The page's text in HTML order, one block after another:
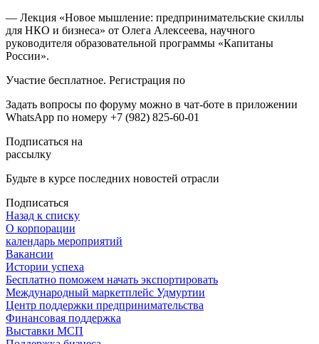
— Лекция «Новое мышление: предпринимательские скиллы
для НКО и бизнеса» от Олега Алексеева, научного
руководителя образовательной программы «Капитаны
России».
Участие бесплатное. Регистрация по
Задать вопросы по форуму можно в чат-боте в приложении
WhatsApp по номеру +7 (982) 825-60-01
Подписаться на
рассылку
Будьте в курсе последних новостей отрасли
Подписаться
Назад к списку
О корпорации
календарь мероприятий
Вакансии
Истории успеха
Бесплатно поможем начать экспортировать
Международный маркетплейс Удмуртии
Центр поддержки предпринимательства
Финансовая поддержка
Выставки МСП